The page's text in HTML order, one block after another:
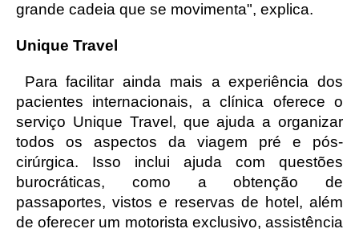
grande cadeia que se movimenta", explica.
Unique Travel
Para facilitar ainda mais a experiência dos
pacientes internacionais, a clínica oferece o
serviço Unique Travel, que ajuda a organizar
todos os aspectos da viagem pré e pós-
cirúrgica. Isso inclui ajuda com questões
burocráticas, como a obtenção de
passaportes, vistos e reservas de hotel, além
de oferecer um motorista exclusivo, assistência